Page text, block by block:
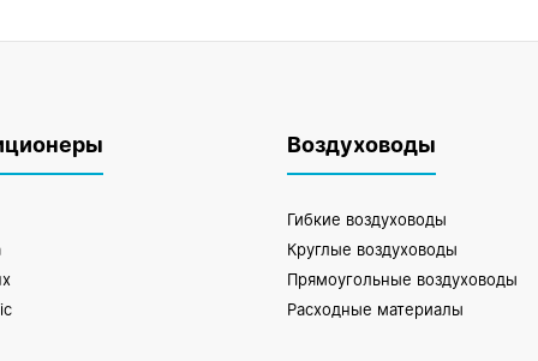
Воздуховоды
Гибкие воздуховоды
Круглые воздуховоды
Прямоугольные воздуховоды
Расходные материалы